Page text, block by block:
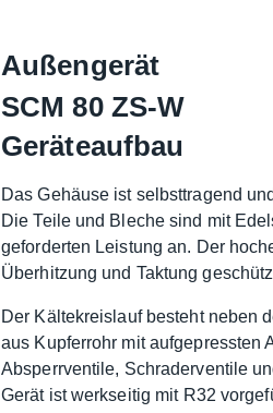
Außengerät
SCM 80 ZS-W
Geräteaufbau
Das Gehäuse ist selbsttragend
Die Teile und Bleche sind mit
geforderten Leistung an. Der
Überhitzung und Taktung
Der Kältekreislauf besteht neben
aus Kupferrohr mit aufgepressten
Absperrventile, Schraderventile
Gerät ist werkseitig mit R32